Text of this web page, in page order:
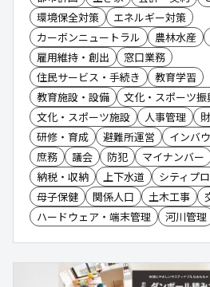
環境保全対策
エネルギー対策
カーボンニュートラル
農林水産
雇用維持・創出
窓口業務
住民サービス・手続き
教育学習
教育施設・設備
文化・スポーツ振
文化・スポーツ施設
人事管理
研修・育成
避難所運営
インバ
庶務
議会 防犯 マイナンバー
納税・収納
上下水道
シティプ
母子保健
関係人口 土木工事
ハードウェア・端末管理
河川管理